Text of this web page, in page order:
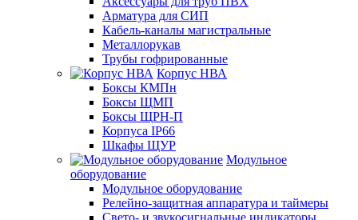
Арматура для СИП
Кабель-каналы магистральные
Металлорукав
Трубы гофрированные
Корпус НВА
Боксы КМПн
Боксы ЩМП
Боксы ЩРН-П
Корпуса IP66
Шкафы ЩУР
Модульное
оборудование
Модульное оборудование
Релейно-защитная аппаратура и таймеры
Свето- и звукосигнальные индикаторы